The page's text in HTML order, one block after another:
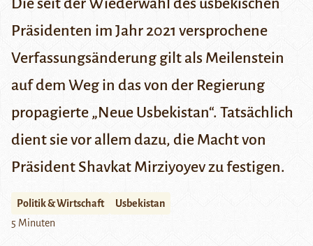
Die seit der Wiederwahl des usbekischen
Präsidenten im Jahr 2021 versprochene
Verfassungsänderung gilt als Meilenstein
auf dem Weg in das von der Regierung
propagierte „Neue Usbekistan“. Tatsächlich
dient sie vor allem dazu, die Macht von
Präsident Shavkat Mirziyoyev zu festigen.
Politik & Wirtschaft
Usbekistan
5 Minuten